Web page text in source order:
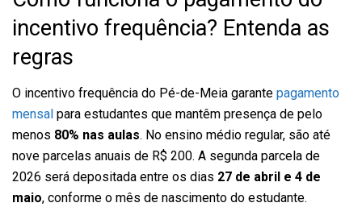
incentivo frequência? Entenda as
regras
O incentivo frequência do Pé-de-Meia garante pagamento
mensal para estudantes que mantêm presença de pelo
menos 80% nas aulas. No ensino médio regular, são até
nove parcelas anuais de R$ 200. A segunda parcela de
2026 será depositada entre os dias 27 de abril e 4 de
maio, conforme o mês de nascimento do estudante.